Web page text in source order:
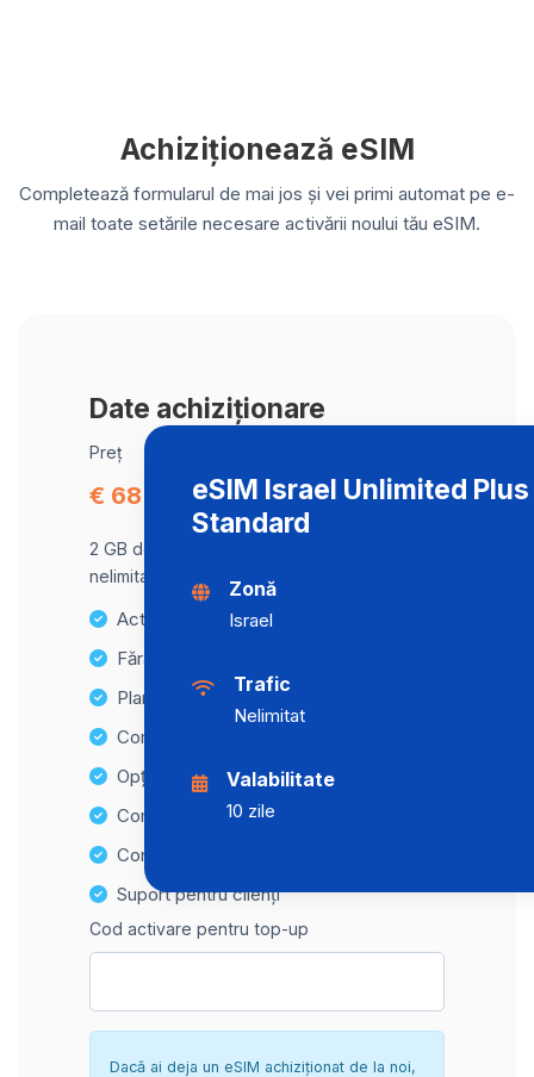
Achiziționează eSIM
Completează formularul de mai jos și vei primi automat pe e-
mail toate setările necesare activării noului tău eSIM.
Date achiziționare
Preț
€ 68.44
2 GB de date la viteză maximă, apoi trafic
nelimitat la o viteză de 2 Mbps .
Activare instantanee
Fără taxe ascunse
Planuri de date nelimitate
Compatibilitate cu multiple dispozitive
Opțiuni de reîncărcare ușoară
Compatibilitate Hotspot
Configurare sigură și fără complicații
Suport pentru clienți
Cod activare pentru top-up
Dacă ai deja un eSIM achiziționat de la noi,
eSIM Israel Unlimited
Standard
Zonă
Israel
Trafic
Nelimitat
Valabilitate
10 zile